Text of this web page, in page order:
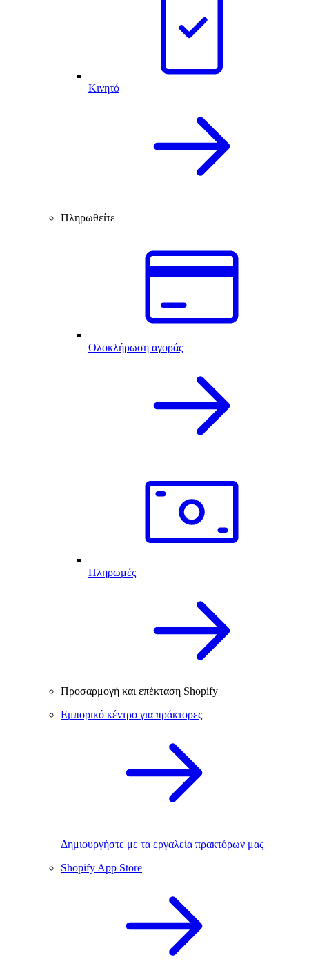
Κινητό
Πληρωθείτε
Ολοκλήρωση αγοράς
Πληρωμές
Προσαρμογή και επέκταση Shopify
Εμπορικό κέντρο για πράκτορες
Δημιουργήστε με τα εργαλεία πρακτόρων μας
Shopify App Store